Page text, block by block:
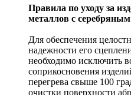
Правила по уходу за
металлов с
Для обеспечения
надежности его
необходимо исключить
соприкосновения
перегрева свыше 100
очистки поверхности